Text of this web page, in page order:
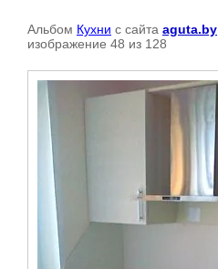
Альбом Кухни с сайта aguta.by
изображение 48 из 128